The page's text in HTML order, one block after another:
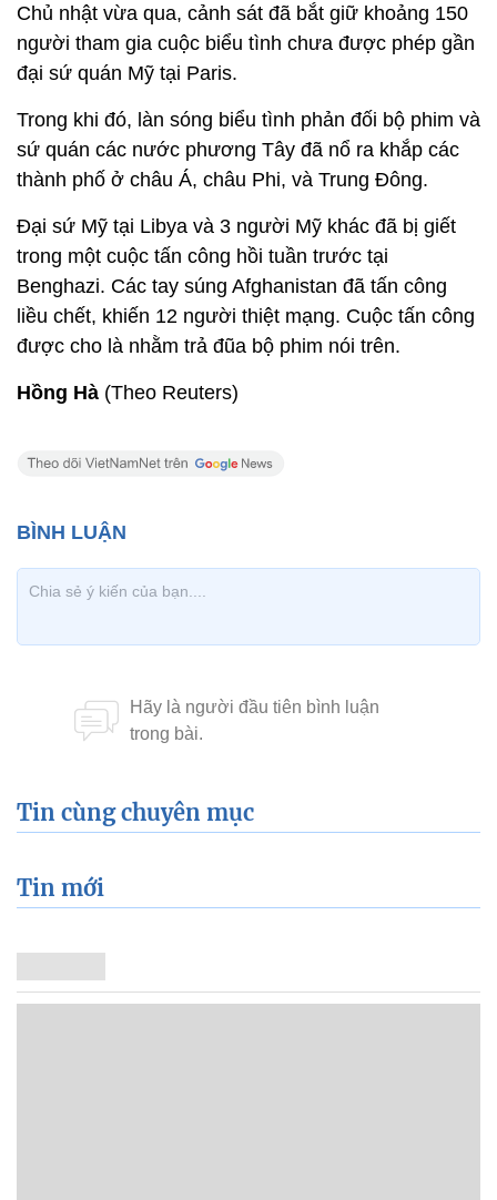
Chủ nhật vừa qua, cảnh sát đã bắt giữ khoảng 150
người tham gia cuộc biểu tình chưa được phép gần
đại sứ quán Mỹ tại Paris.
Trong khi đó, làn sóng biểu tình phản đối bộ phim và
sứ quán các nước phương Tây đã nổ ra khắp các
thành phố ở châu Á, châu Phi, và Trung Đông.
Đại sứ Mỹ tại Libya và 3 người Mỹ khác đã bị giết
trong một cuộc tấn công hồi tuần trước tại
Benghazi. Các tay súng Afghanistan đã tấn công
liều chết, khiến 12 người thiệt mạng. Cuộc tấn công
được cho là nhằm trả đũa bộ phim nói trên.
Hồng Hà (Theo Reuters)
Tin cùng chuyên mục
Tin mới